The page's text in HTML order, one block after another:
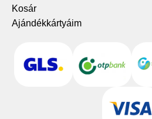
Kosár
Ajándékkártyáim